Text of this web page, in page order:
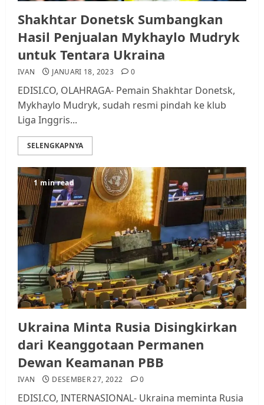
Shakhtar Donetsk Sumbangkan
Hasil Penjualan Mykhaylo Mudryk
untuk Tentara Ukraina
IVAN JANUARI 18, 2023 0
EDISI.CO, OLAHRAGA- Pemain Shakhtar Donetsk,
Mykhaylo Mudryk, sudah resmi pindah ke klub
Liga Inggris...
SELENGKAPNYA
1 min read
Ukraina Minta Rusia Disingkirkan
dari Keanggotaan Permanen
Dewan Keamanan PBB
IVAN DESEMBER 27, 2022 0
EDISI.CO, INTERNASIONAL- Ukraina meminta Rusia